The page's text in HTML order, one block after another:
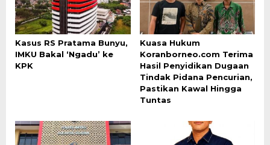
Kasus RS Pratama Bunyu,
IMKU Bakal ‘Ngadu’ ke
KPK
Kuasa Hukum
Koranborneo.com Terima
Hasil Penyidikan Dugaan
Tindak Pidana Pencurian,
Pastikan Kawal Hingga
Tuntas